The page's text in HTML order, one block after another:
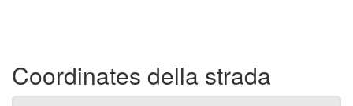
Coordinates della strada